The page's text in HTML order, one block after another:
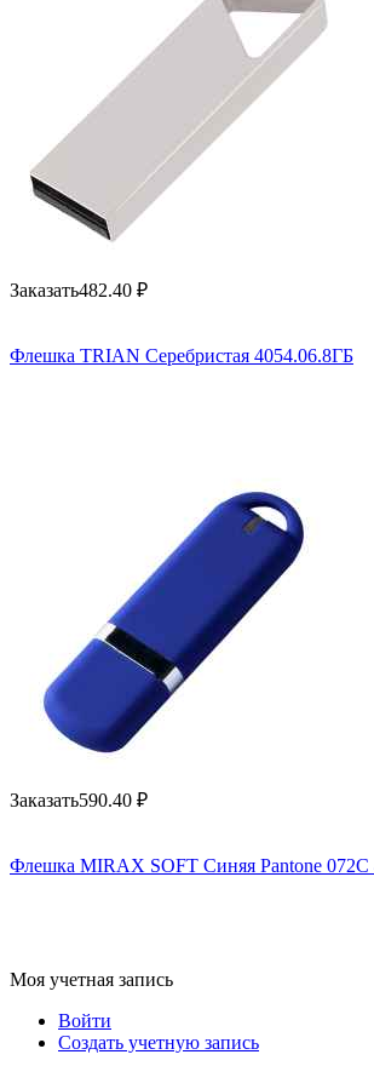
Заказать482.40 ₽
Флешка TRIAN Серебристая 4054.06.8ГБ
Заказать590.40 ₽
Флешка MIRAX SOFT Синяя Pantone 072C
Моя учетная запись
Войти
Создать учетную запись